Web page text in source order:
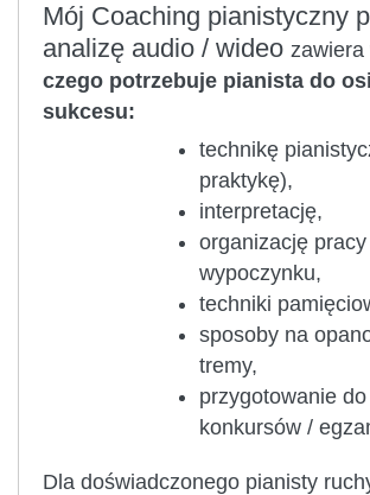
Mój Coaching pianistyczny
analizę audio / wideo zawiera
czego potrzebuje pianista do
sukcesu:
technikę
praktykę),
interpretację,
organizację pracy
wypoczynku,
techniki
sposoby na
tremy,
przygotowanie
konkursów /
Dla doświadczonego pianisty